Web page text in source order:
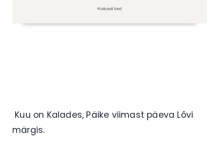
Kuu on Kalades, Päike viimast päeva Lõvi
märgis.